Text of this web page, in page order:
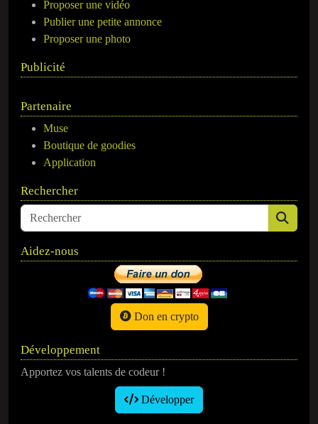
Proposer une vidéo
Publier une petite annonce
Proposer une photo
Publicité
Partenaire
Muse
Boutique de goodies
Application
Rechercher
Aidez-nous
Don en crypto
Développement
Apportez vos talents de codeur !
Développer